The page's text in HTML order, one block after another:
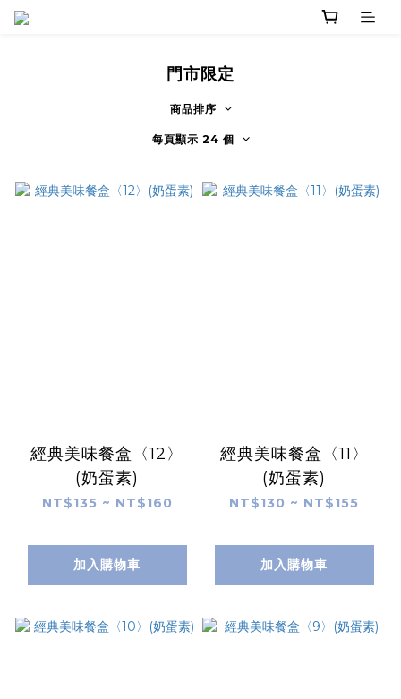
門市限定
商品排序
每頁顯示 24 個
經典美味餐盒〈12〉
(奶蛋素)
NT$135 ~ NT$160
加入購物車
經典美味餐盒〈11〉
(奶蛋素)
NT$130 ~ NT$155
加入購物車